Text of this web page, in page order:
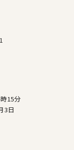
15分
3日